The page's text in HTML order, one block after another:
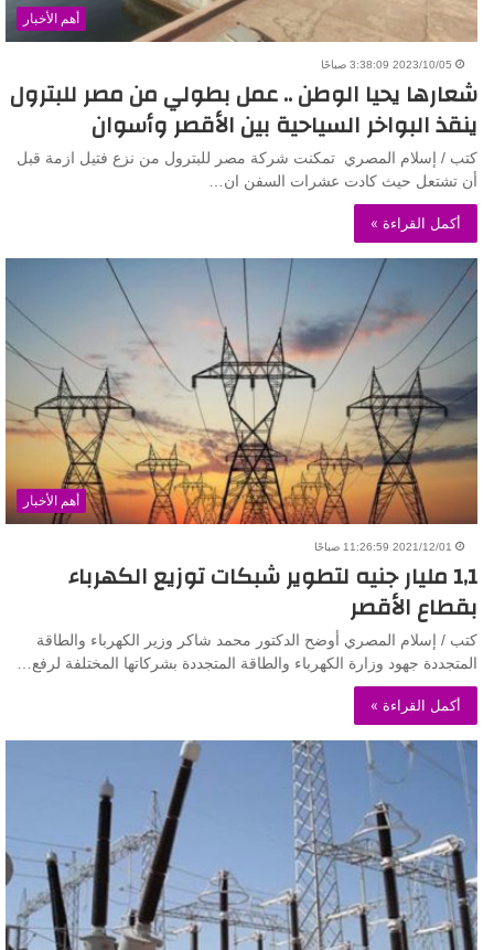
أهم الأخبار
2023/10/05 3:38:09 صباحًا
شعارها يحيا الوطن .. عمل بطولي من مصر للبترول
ينقذ البواخر السياحية بين الأقصر وأسوان
كتب / إسلام المصري تمكنت شركة مصر للبترول من نزع فتيل ازمة قبل
أن تشتعل حيث كادت عشرات السفن ان…
أكمل القراءة »
أهم الأخبار
2021/12/01 11:26:59 صباحًا
1,1 مليار جنيه لتطوير شبكات توزيع الكهرباء
بقطاع الأقصر
كتب / إسلام المصري أوضح الدكتور محمد شاكر وزير الكهرباء والطاقة
المتجددة جهود وزارة الكهرباء والطاقة المتجددة بشركاتها المختلفة لرفع…
أكمل القراءة »